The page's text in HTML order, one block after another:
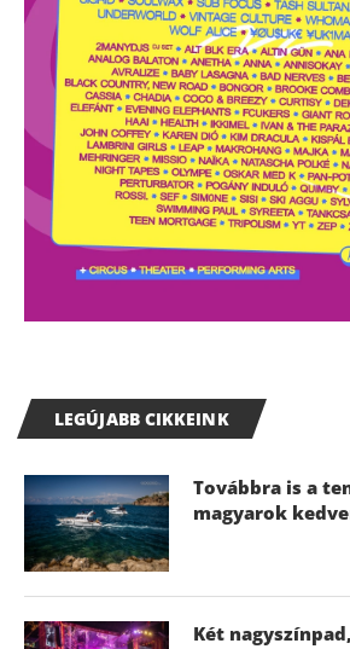
LEGÚJABB CIKKEINK
Továbbra is a
magyarok
Két